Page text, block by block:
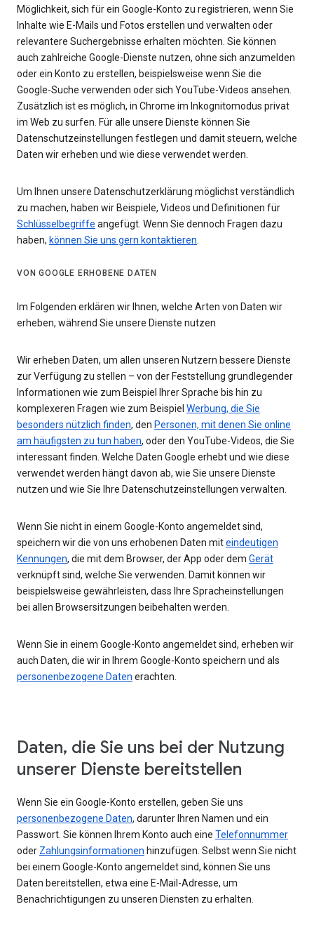
Möglichkeit, sich für ein Google-Konto zu registrieren, wenn Sie
Inhalte wie E-Mails und Fotos erstellen und verwalten oder
relevantere Suchergebnisse erhalten möchten. Sie können
auch zahlreiche Google-Dienste nutzen, ohne sich anzumelden
oder ein Konto zu erstellen, beispielsweise wenn Sie die
Google-Suche verwenden oder sich YouTube-Videos ansehen.
Zusätzlich ist es möglich, in Chrome im Inkognitomodus privat
im Web zu surfen. Für alle unsere Dienste können Sie
Datenschutzeinstellungen festlegen und damit steuern, welche
Daten wir erheben und wie diese verwendet werden.
Um Ihnen unsere Datenschutzerklärung möglichst verständlich
zu machen, haben wir Beispiele, Videos und Definitionen für
Schlüsselbegriffe angefügt. Wenn Sie dennoch Fragen dazu
haben, können Sie uns gern kontaktieren.
VON GOOGLE ERHOBENE DATEN
Im Folgenden erklären wir Ihnen, welche Arten von Daten wir
erheben, während Sie unsere Dienste nutzen
Wir erheben Daten, um allen unseren Nutzern bessere Dienste
zur Verfügung zu stellen – von der Feststellung grundlegender
Informationen wie zum Beispiel Ihrer Sprache bis hin zu
komplexeren Fragen wie zum Beispiel Werbung, die Sie
besonders nützlich finden, den Personen, mit denen Sie online
am häufigsten zu tun haben, oder den YouTube-Videos, die Sie
interessant finden. Welche Daten Google erhebt und wie diese
verwendet werden hängt davon ab, wie Sie unsere Dienste
nutzen und wie Sie Ihre Datenschutzeinstellungen verwalten.
Wenn Sie nicht in einem Google-Konto angemeldet sind,
speichern wir die von uns erhobenen Daten miteindeutigen
Kennungen, die mit dem Browser, der App oder dem Gerät
verknüpft sind, welche Sie verwenden. Damit können wir
beispielsweise gewährleisten, dass Ihre Spracheinstellungen
bei allen Browsersitzungen beibehalten werden.
Wenn Sie in einem Google-Konto angemeldet sind, erheben wir
auch Daten, die wir in Ihrem Google-Konto speichern und als
personenbezogene Daten erachten.
Daten, die Sie uns bei der Nutzung
unserer Dienste bereitstellen
Wenn Sie ein Google-Konto erstellen, geben Sie uns
personenbezogene Daten, darunter Ihren Namen und ein
Passwort. Sie können Ihrem Konto auch eine Telefonnummer
oder Zahlungsinformationen hinzufügen. Selbst wenn Sie nicht
bei einem Google-Konto angemeldet sind, können Sie uns
Daten bereitstellen, etwa eine E-Mail-Adresse, um
Benachrichtigungen zu unseren Diensten zu erhalten.